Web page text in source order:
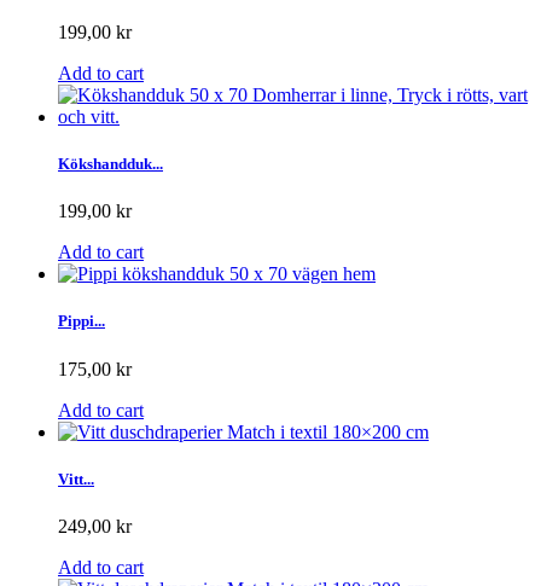
199,00 kr
Add to cart
Kökshandduk...
199,00 kr
Add to cart
Pippi...
175,00 kr
Add to cart
Vitt...
249,00 kr
Add to cart